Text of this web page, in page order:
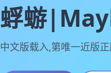
蜉蝣
中文版载入,第唯一近版